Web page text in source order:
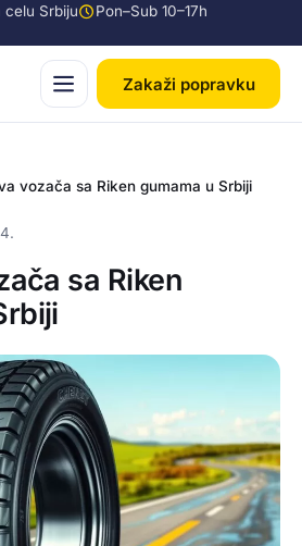
celu Srbiju
Pon–Sub 10–17h
Zakaži popravku
vozača sa Riken gumama u Srbiji
sa Riken